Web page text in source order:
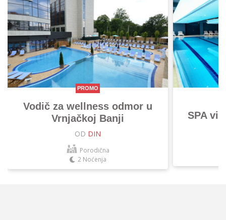
PROMO
Vodič za wellness odmor u
Vrnjačkoj Banji
OD DIN
Porodična
2 Noćenja
SPA